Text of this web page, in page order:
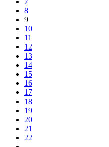
8
9
10
11
12
13
14
15
16
17
18
19
20
21
22